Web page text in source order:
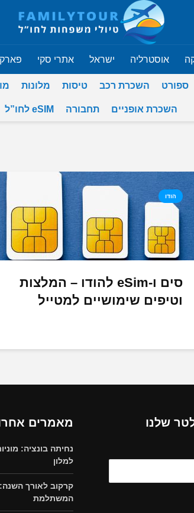
אוסטרליה ישראל אתרי סקי
ספורט השכרת רכב טיסות מלונות
השכרת אופניים תחבורה eSIM לחו”ל
הודו
סים ו-eSim להודו – המלצות
וטיפים שימושיים למטייל
שלנו מאמרים
נחיתה בונציה:
למלון
קרקוב לאורך השנה:
המשתלמת